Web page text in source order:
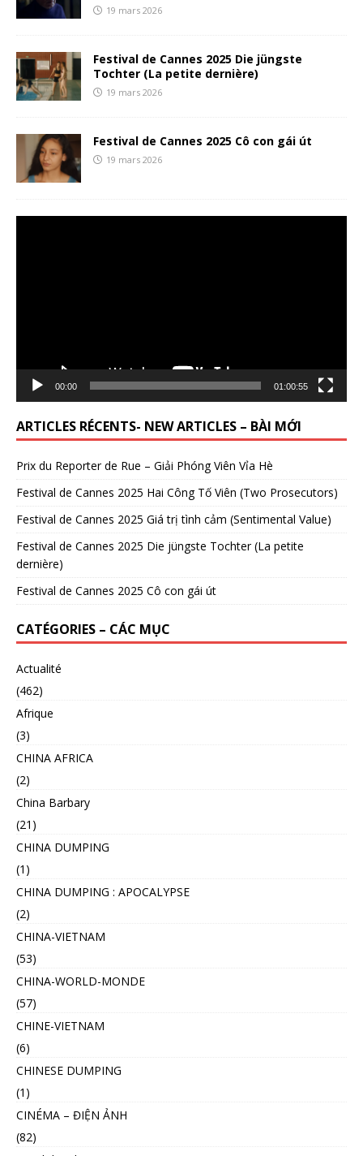
19 mars 2026
Festival de Cannes 2025 Die jüngste
Tochter (La petite dernière)
19 mars 2026
Festival de Cannes 2025 Cô con gái út
19 mars 2026
00:00 01:00:55
ARTICLES RÉCENTS- NEW ARTICLES – BÀI MỚI
Prix du Reporter de Rue – Giải Phóng Viên Vỉa Hè
Festival de Cannes 2025 Hai Công Tố Viên (Two Prosecutors)
Festival de Cannes 2025 Giá trị tình cảm (Sentimental Value)
Festival de Cannes 2025 Die jüngste Tochter (La petite
dernière)
Festival de Cannes 2025 Cô con gái út
CATÉGORIES – CÁC MỤC
Actualité
(462)
Afrique
(3)
CHINA AFRICA
(2)
China Barbary
(21)
CHINA DUMPING
(1)
CHINA DUMPING : APOCALYPSE
(2)
CHINA-VIETNAM
(53)
CHINA-WORLD-MONDE
(57)
CHINE-VIETNAM
(6)
CHINESE DUMPING
(1)
CINÉMA – ĐIỆN ẢNH
(82)